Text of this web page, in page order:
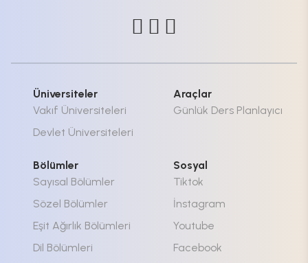
Üniversiteler
Vakıf Üniversiteleri
Devlet Üniversiteleri
Araçlar
Günlük Ders Planlayıcı
Bölümler
Sayısal Bölümler
Sözel Bölümler
Eşit Ağırlık Bölümleri
Dil Bölümleri
Sosyal
Tiktok
İnstagram
Youtube
Facebook